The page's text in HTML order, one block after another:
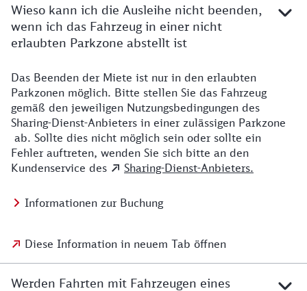
Wieso kann ich die Ausleihe nicht beenden,
wenn ich das Fahrzeug in einer nicht
erlaubten Parkzone abstellt ist
Das Beenden der Miete ist nur in den erlaubten
Parkzonen möglich. Bitte stellen Sie das Fahrzeug
gemäß den jeweiligen Nutzungsbedingungen des
Sharing-Dienst-Anbieters in einer zulässigen Parkzone
ab. Sollte dies nicht möglich sein oder sollte ein
Fehler auftreten, wenden Sie sich bitte an den
Kundenservice des
Sharing-Dienst-Anbieters.
Informationen zur Buchung
Diese Information in neuem Tab öffnen
Werden Fahrten mit Fahrzeugen eines